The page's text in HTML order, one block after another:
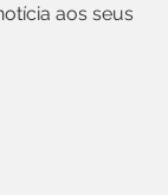
aos seus